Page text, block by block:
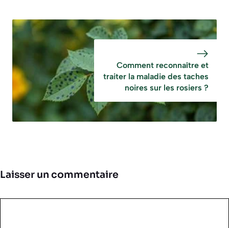
Comment reconnaître et
traiter la maladie des taches
noires sur les rosiers ?
Laisser un commentaire